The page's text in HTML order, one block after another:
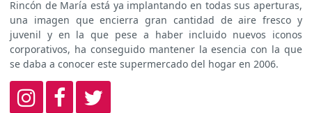
Rincón de María está ya implantando en todas sus aperturas,
una imagen que encierra gran cantidad de aire fresco y
juvenil y en la que pese a haber incluido nuevos iconos
corporativos, ha conseguido mantener la esencia con la que
se daba a conocer este supermercado del hogar en 2006.